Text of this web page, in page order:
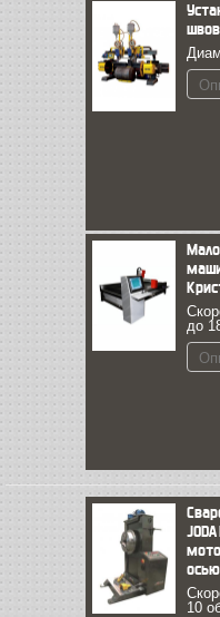
швов
до
осью
10